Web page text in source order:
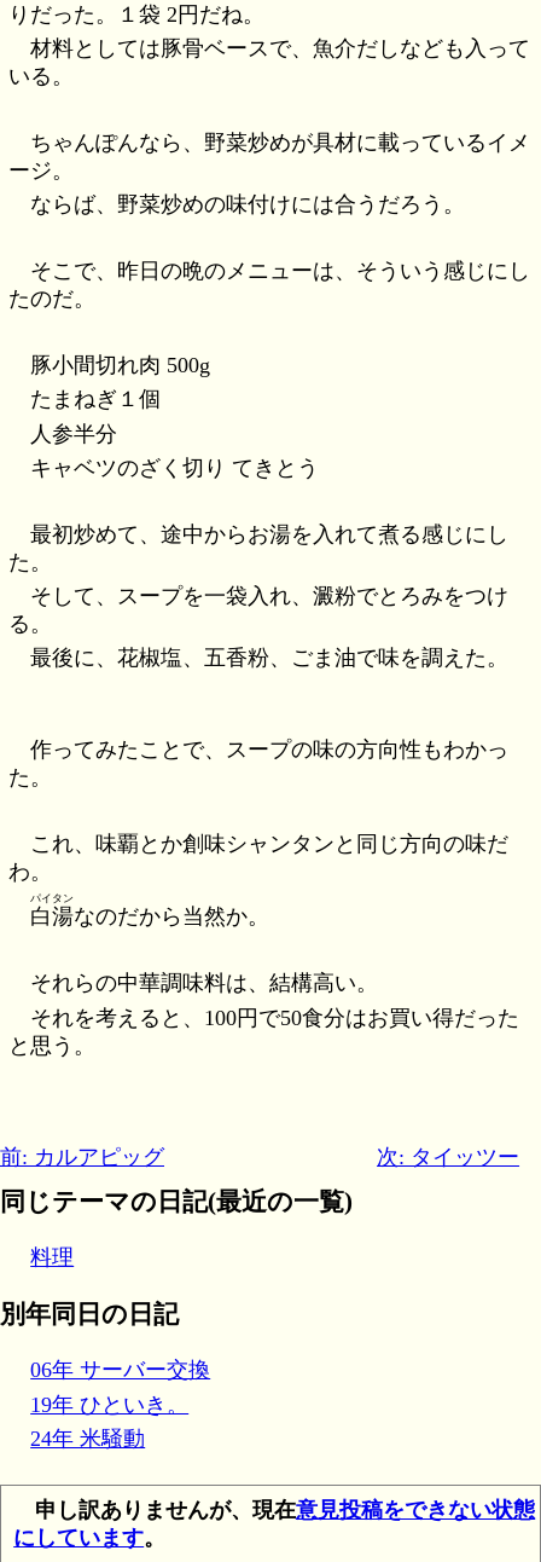
りだった。１袋 2円だね。
材料としては豚骨ベースで、魚介だしなども入って
いる。
ちゃんぽんなら、野菜炒めが具材に載っているイメ
ージ。
ならば、野菜炒めの味付けには合うだろう。
そこで、昨日の晩のメニューは、そういう感じにし
たのだ。
豚小間切れ肉 500g
たまねぎ１個
人参半分
キャベツのざく切り てきとう
最初炒めて、途中からお湯を入れて煮る感じにし
た。
そして、スープを一袋入れ、澱粉でとろみをつけ
る。
最後に、花椒塩、五香粉、ごま油で味を調えた。
作ってみたことで、スープの味の方向性もわかっ
た。
これ、味覇とか創味シャンタンと同じ方向の味だ
わ。
白湯
パイタン
なのだから当然か。
それらの中華調味料は、結構高い。
それを考えると、100円で50食分はお買い得だった
と思う。
前: カルアピッグ 次: タイッツー
同じテーマの日記(最近の一覧)
料理
別年同日の日記
06年 サーバー交換
19年 ひといき。
24年 米騒動
申し訳ありませんが、現在意見投稿をできない状態
にしています。